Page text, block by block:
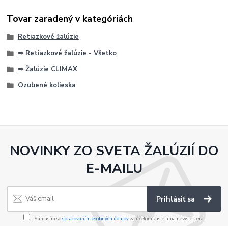
Tovar zaradený v kategóriách
Retiazkové žalúzie
⇒ Retiazkové žalúzie - Všetko
⇒ Žalúzie CLIMAX
Ozubené kolieska
NOVINKY ZO SVETA ŽALÚZIÍ DO
E-MAILU
Prihlásiť sa
Súhlasím sospracovaním osobných údajov za účelom zasielania newslettera.